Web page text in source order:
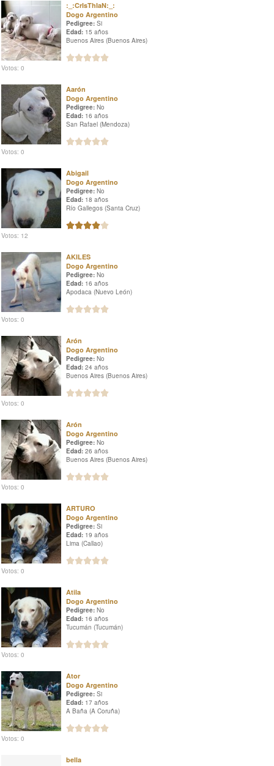
:_:CrIsThIaN:_:
Dogo Argentino
Pedigree: Si
Edad: 15 años
Buenos Aires (Buenos Aires)
Votos: 0
Aarón
Dogo Argentino
Pedigree: No
Edad: 16 años
San Rafael (Mendoza)
Votos: 0
Abigail
Dogo Argentino
Pedigree: No
Edad: 18 años
Río Gallegos (Santa Cruz)
Votos: 12
AKILES
Dogo Argentino
Pedigree: No
Edad: 16 años
Apodaca (Nuevo León)
Votos: 0
Arón
Dogo Argentino
Pedigree: No
Edad: 24 años
Buenos Aires (Buenos Aires)
Votos: 0
Arón
Dogo Argentino
Pedigree: No
Edad: 26 años
Buenos Aires (Buenos Aires)
Votos: 0
ARTURO
Dogo Argentino
Pedigree: Si
Edad: 19 años
Lima (Callao)
Votos: 0
Atila
Dogo Argentino
Pedigree: No
Edad: 16 años
Tucumán (Tucumán)
Votos: 0
Ator
Dogo Argentino
Pedigree: Si
Edad: 17 años
A Baña (A Coruña)
Votos: 0
bella